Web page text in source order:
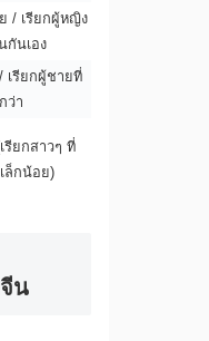
/ เรียกผู้หญิง
กันเอง
เรียกผู้ชายที่
ว่า
รียกสาวๆ ที่
ล็กน้อย)
น